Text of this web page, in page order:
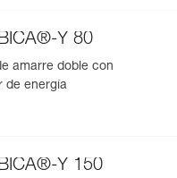
Y 80
amarre doble con
de energía
Y 150